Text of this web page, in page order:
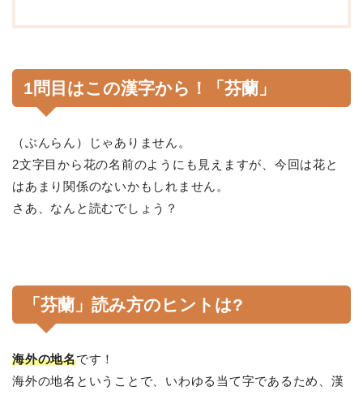
1問目はこの漢字から！「芬蘭」
（ぶんらん）じゃありません。
2文字目から花の名前のようにも見えますが、今回は花と
はあまり関係のないかもしれません。
さあ、なんと読むでしょう？
「芬蘭」読み方のヒントは?
海外の地名です！
海外の地名ということで、いわゆる当て字であるため、漢